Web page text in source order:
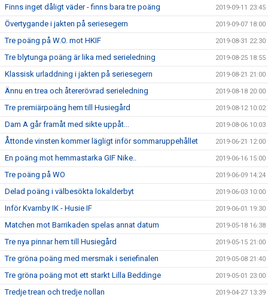
Finns inget dåligt väder - finns bara tre poäng 2019-09-11 23:45
Övertygande i jakten på seriesegern 2019-09-07 18:00
Tre poäng på W.O. mot HKIF 2019-08-31 22:30
Tre blytunga poäng är lika med serieledning 2019-08-25 18:55
Klassisk urladdning i jakten på seriesegern 2019-08-21 21:00
Ännu en trea och återerövrad serieledning 2019-08-18 20:00
Tre premiärpoäng hem till Husiegård 2019-08-12 10:02
Dam A går framåt med sikte uppåt... 2019-08-06 10:03
Åttonde vinsten kommer lägligt inför sommaruppehållet 2019-06-21 12:00
En poäng mot hemmastarka GIF Nike.. 2019-06-16 15:00
Tre poäng på WO 2019-06-09 14:24
Delad poäng i välbesökta lokalderbyt 2019-06-03 10:00
Inför Kvarnby IK - Husie IF 2019-06-01 19:30
Matchen mot Barrikaden spelas annat datum 2019-05-18 16:38
Tre nya pinnar hem till Husiegård 2019-05-15 21:00
Tre gröna poäng med mersmak i seriefinalen 2019-05-08 21:40
Tre gröna poäng mot ett starkt Lilla Beddinge 2019-05-01 23:00
Tredje trean och tredje nollan 2019-04-27 13:39